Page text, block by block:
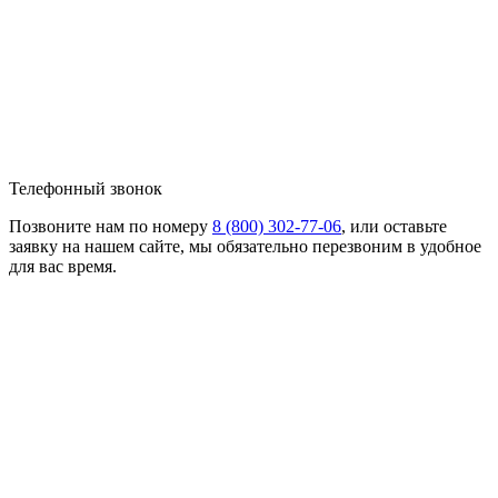
Телефонный звонок
Позвоните нам по номеру 8 (800) 302-77-06, или оставьте
заявку на нашем сайте, мы обязательно перезвоним в удобное
для вас время.